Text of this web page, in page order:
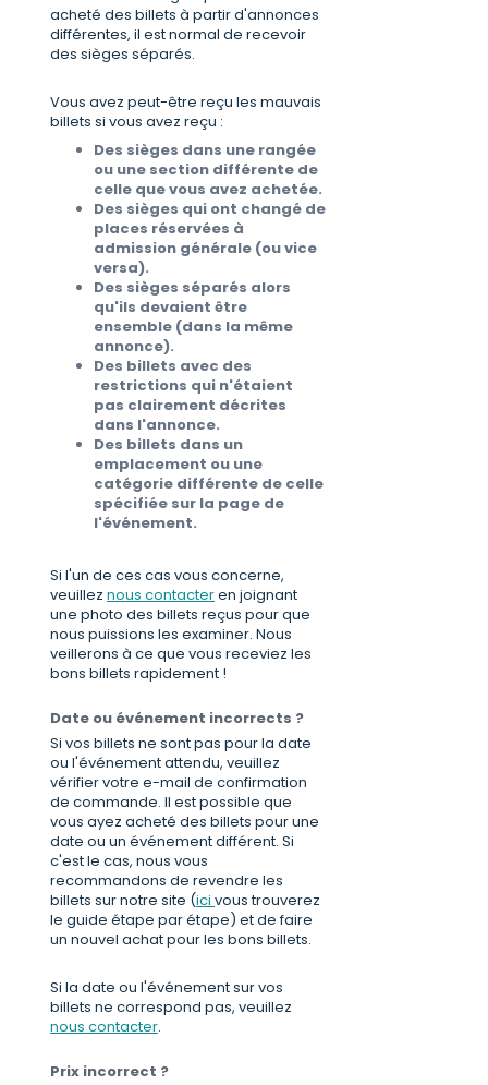
acheté des billets à partir d'annonces
différentes, il est normal de recevoir
des sièges séparés.
Vous avez peut-être reçu les mauvais
billets si vous avez reçu :
Des sièges dans une rangée
ou une section différente de
celle que vous avez achetée.
Des sièges qui ont changé de
places réservées à
admission générale (ou vice
versa).
Des sièges séparés alors
qu'ils devaient être
ensemble (dans la même
annonce).
Des billets avec des
restrictions qui n'étaient
pas clairement décrites
dans l'annonce.
Des billets dans un
emplacement ou une
catégorie différente de celle
spécifiée sur la page de
l'événement.
Si l'un de ces cas vous concerne,
veuillez nous contacteren joignant
une photo des billets reçus pour que
nous puissions les examiner. Nous
veillerons à ce que vous receviez les
bons billets rapidement !
Date ou événement incorrects ?
Si vos billets ne sont pas pour la date
ou l'événement attendu, veuillez
vérifier votre e-mail de confirmation
de commande. Il est possible que
vous ayez acheté des billets pour une
date ou un événement différent. Si
c'est le cas, nous vous
recommandons de revendre les
billets sur notre site (ici vous trouverez
le guide étape par étape) et de faire
un nouvel achat pour les bons billets.
Si la date ou l'événement sur vos
billets ne correspond pas, veuillez
nous contacter.
Prix incorrect ?